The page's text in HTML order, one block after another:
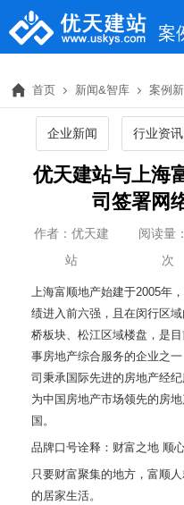
案
首页 新闻&智库 案例
企业新闻 行业资讯
优天建站与上海
司签署网
作者：优天建
站
阅读量
次
上海富顺地产始建于2005年
绩进入前六强，且在闵行区
桥板块、松江区域楼盘，是
事房地产综合服务的企业之
司秉承国际先进的房地产经
为中国房地产市场领先的房
国。
品牌口号诠释：财富之地 顺
只要财富聚集的地方，富顺
的居家生活。